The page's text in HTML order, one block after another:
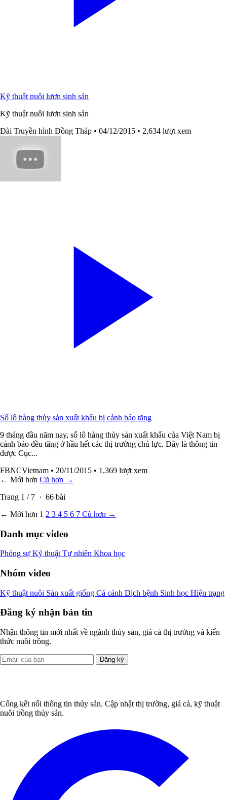
Kỹ thuật nuôi lươn sinh sản
Kỹ thuật nuôi lươn sinh sản
Đài Truyền hình Đồng Tháp • 04/12/2015 • 2,634 lượt xem
Số lô hàng thủy sản xuất khẩu bị cảnh báo tăng
9 tháng đầu năm nay, số lô hàng thủy sản xuất khẩu của Việt Nam bị
cảnh báo đều tăng ở hầu hết các thị trường chủ lực. Đây là thông tin
được Cục...
FBNCVietnam • 20/11/2015 • 1,369 lượt xem
← Mới hơn Cũ hơn →
Trang 1 / 7 · 66 bài
← Mới hơn 1 2 3 4 5 6 7 Cũ hơn →
Danh mục video
Phóng sự Kỹ thuật Tự nhiên Khoa học
Nhóm video
Kỹ thuật nuôi Sản xuất giống Cá cảnh Dịch bệnh Sinh học Hiện trạng
Đăng ký nhận bản tin
Nhận thông tin mới nhất về ngành thủy sản, giá cả thị trường và kiến
thức nuôi trồng.
Đăng ký
Cổng kết nối thông tin thủy sản. Cập nhật thị trường, giá cả, kỹ thuật
nuôi trồng thủy sản.